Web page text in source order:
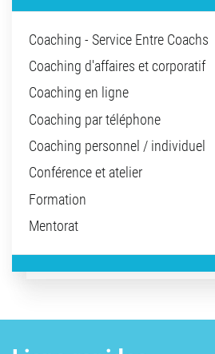
Coaching - Service Entre Coachs
Coaching d'affaires et corporatif
Coaching en ligne
Coaching par téléphone
Coaching personnel / individuel
Conférence et atelier
Formation
Mentorat